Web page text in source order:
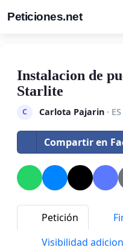
Peticiones.net
Instalacion de
Starlite
C Carlota Pajarin· ES
Compartir en
Petición
Visibilidad